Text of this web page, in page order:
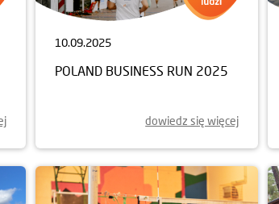
10.09.2025
POLAND BUSINESS RUN 2025
dowiedz się więcej